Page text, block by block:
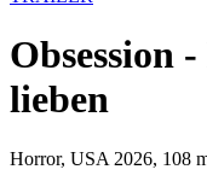
Obsession
lieben
Horror, USA 2026, 108